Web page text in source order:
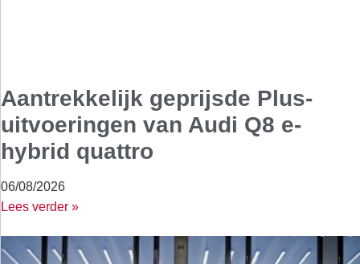
Aantrekkelijk geprijsde Plus-
uitvoeringen van Audi Q8 e-
hybrid quattro
06/08/2026
Lees verder »